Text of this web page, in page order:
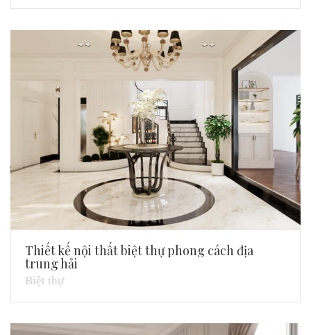
Thiết kế nội thất biệt thự phong cách địa
trung hải
Biệt thự